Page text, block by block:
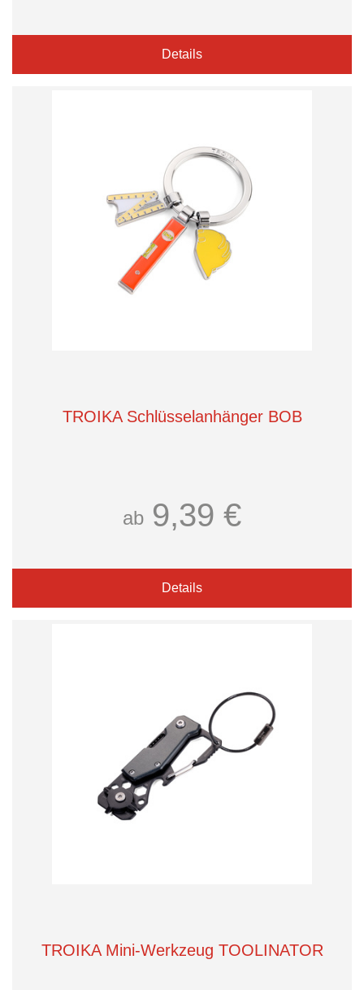
Details
TROIKA Schlüsselanhänger BOB
ab 9,39 €
Details
TROIKA Mini-Werkzeug TOOLINATOR